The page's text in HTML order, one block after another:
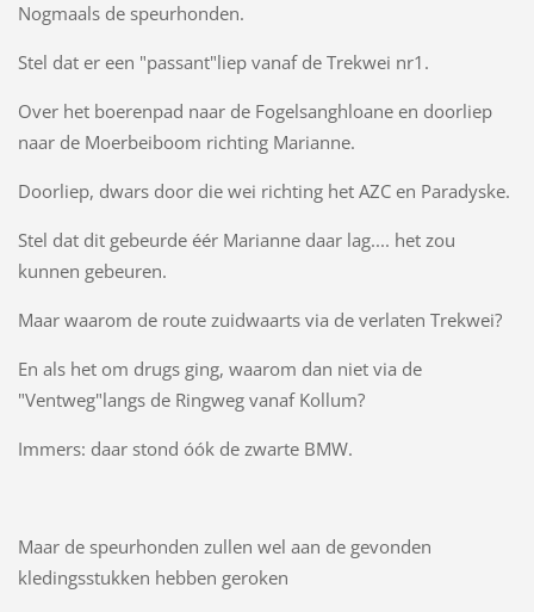
Nogmaals de speurhonden.
Stel dat er een "passant"liep vanaf de Trekwei nr1.
Over het boerenpad naar de Fogelsanghloane en doorliep
naar de Moerbeiboom richting Marianne.
Doorliep, dwars door die wei richting het AZC en Paradyske.
Stel dat dit gebeurde éér Marianne daar lag.... het zou
kunnen gebeuren.
Maar waarom de route zuidwaarts via de verlaten Trekwei?
En als het om drugs ging, waarom dan niet via de
"Ventweg"langs de Ringweg vanaf Kollum?
Immers: daar stond óók de zwarte BMW.
Maar de speurhonden zullen wel aan de gevonden
kledingsstukken hebben geroken